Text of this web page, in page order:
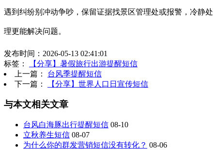
遇到纠纷别冲动争吵，保留证据找景区管理处或报警，冷静处
理更能解决问题。
发布时间：2026-05-13 02:41:01
标签：
【分享】暑假旅行出游提醒短信
上一篇： 台风季提醒短信
下一篇：
【分享】世界人口日宣传短信
与本文相关文章
台风白海豚出行提醒短信 08-10
立秋养生短信 08-07
为什么你的群发营销短信没有转化？ 08-06